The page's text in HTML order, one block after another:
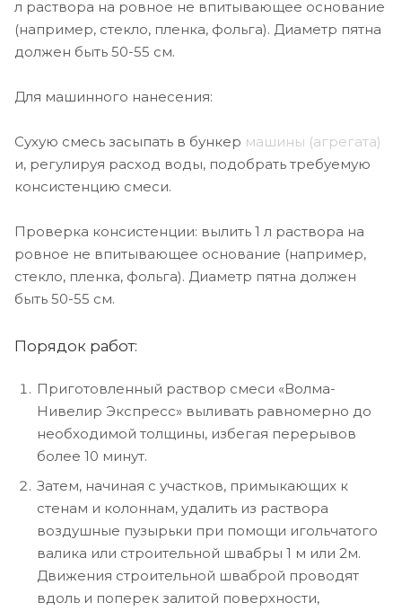
л раствора на ровное не впитывающее основание
(например, стекло, пленка, фольга). Диаметр пятна
должен быть 50-55 см.
Для машинного нанесения:
Сухую смесь засыпать в бункер машины (агрегата)
и, регулируя расход воды, подобрать требуемую
консистенцию смеси.
Проверка консистенции: вылить 1 л раствора на
ровное не впитывающее основание (например,
стекло, пленка, фольга). Диаметр пятна должен
быть 50-55 см.
Порядок работ:
Приготовленный раствор смеси «Волма-
Нивелир Экспресс» выливать равномерно до
необходимой толщины, избегая перерывов
более 10 минут.
Затем, начиная с участков, примыкающих к
стенам и колоннам, удалить из раствора
воздушные пузырьки при помощи игольчатого
валика или строительной швабры 1 м или 2м.
Движения строительной шваброй проводят
вдоль и поперек залитой поверхности,